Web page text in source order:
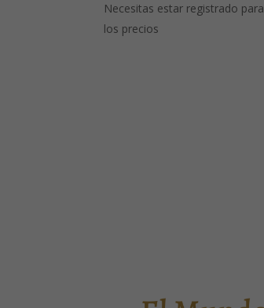
Necesitas estar registrado
los precios